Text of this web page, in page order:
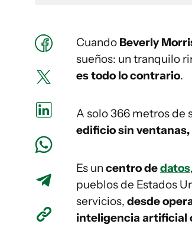
Cuando Beverly
sueños: un tranquilo
es todo lo contrario.
A solo 366 metros de
edificio sin
Es un centro dedatos
pueblos de Estados
servicios, desde
inteligencia artificial